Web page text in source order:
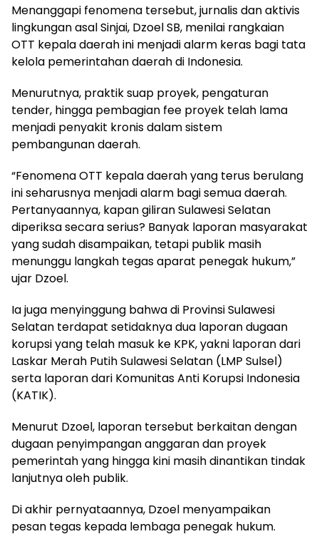
Menanggapi fenomena tersebut, jurnalis dan aktivis
lingkungan asal Sinjai, Dzoel SB, menilai rangkaian
OTT kepala daerah ini menjadi alarm keras bagi tata
kelola pemerintahan daerah di Indonesia.
Menurutnya, praktik suap proyek, pengaturan
tender, hingga pembagian fee proyek telah lama
menjadi penyakit kronis dalam sistem
pembangunan daerah.
“Fenomena OTT kepala daerah yang terus berulang
ini seharusnya menjadi alarm bagi semua daerah.
Pertanyaannya, kapan giliran Sulawesi Selatan
diperiksa secara serius? Banyak laporan masyarakat
yang sudah disampaikan, tetapi publik masih
menunggu langkah tegas aparat penegak hukum,”
ujar Dzoel.
Ia juga menyinggung bahwa di Provinsi Sulawesi
Selatan terdapat setidaknya dua laporan dugaan
korupsi yang telah masuk ke KPK, yakni laporan dari
Laskar Merah Putih Sulawesi Selatan (LMP Sulsel)
serta laporan dari Komunitas Anti Korupsi Indonesia
(KATIK).
Menurut Dzoel, laporan tersebut berkaitan dengan
dugaan penyimpangan anggaran dan proyek
pemerintah yang hingga kini masih dinantikan tindak
lanjutnya oleh publik.
Di akhir pernyataannya, Dzoel menyampaikan
pesan tegas kepada lembaga penegak hukum.